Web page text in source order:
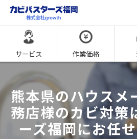
サービス 作業価格
熊本県のハウスメ
務店様のカビ対策
ーズ福岡にお任